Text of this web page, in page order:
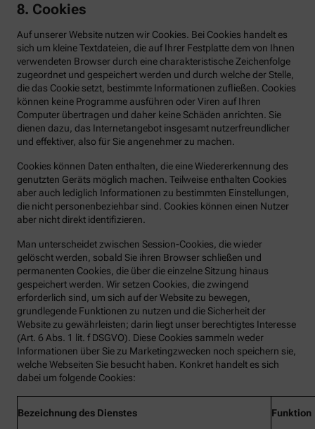
8. Cookies
Auf unserer Website nutzen wir Cookies. Bei Cookies handelt es
sich um kleine Textdateien, die auf Ihrer Festplatte dem von Ihnen
verwendeten Browser durch eine charakteristische Zeichenfolge
zugeordnet und gespeichert werden und durch welche der Stelle,
die das Cookie setzt, bestimmte Informationen zufließen. Cookies
können keine Programme ausführen oder Viren auf Ihren
Computer übertragen und daher keine Schäden anrichten. Sie
dienen dazu, das Internetangebot insgesamt nutzerfreundlicher
und effektiver, also für Sie angenehmer zu machen.
Cookies können Daten enthalten, die eine Wiedererkennung des
genutzten Geräts möglich machen. Teilweise enthalten Cookies
aber auch lediglich Informationen zu bestimmten Einstellungen,
die nicht personenbeziehbar sind. Cookies können einen Nutzer
aber nicht direkt identifizieren.
Man unterscheidet zwischen Session-Cookies, die wieder
gelöscht werden, sobald Sie ihren Browser schließen und
permanenten Cookies, die über die einzelne Sitzung hinaus
gespeichert werden. Wir setzen Cookies, die zwingend
erforderlich sind, um sich auf der Website zu bewegen,
grundlegende Funktionen zu nutzen und die Sicherheit der
Website zu gewährleisten; darin liegt unser berechtigtes Interesse
(Art. 6 Abs. 1 lit. f DSGVO). Diese Cookies sammeln weder
Informationen über Sie zu Marketingzwecken noch speichern sie,
welche Webseiten Sie besucht haben. Konkret handelt es sich
dabei um folgende Cookies:
Bezeichnungdes Dienstes Funktion